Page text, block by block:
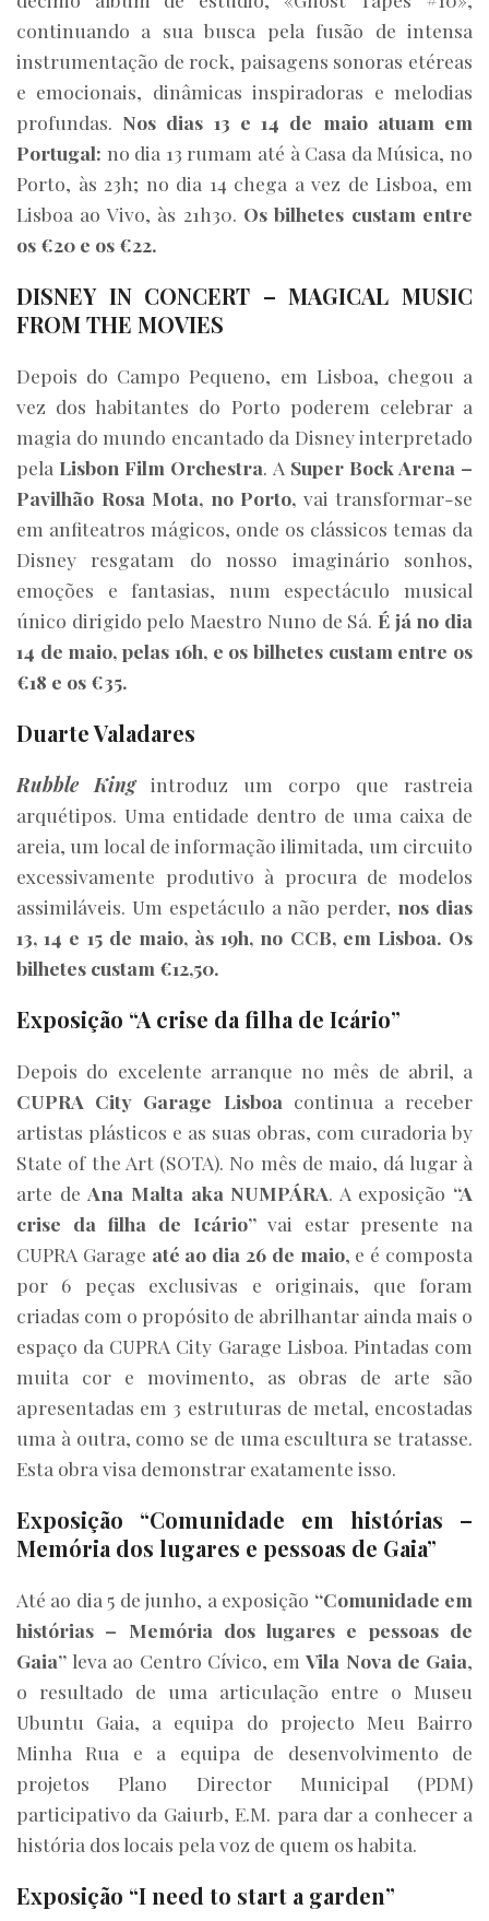
continuando a sua busca pela fusão de intensa
instrumentação de rock, paisagens sonoras etéreas
e emocionais, dinâmicas inspiradoras e melodias
profundas. Nos dias 13 e 14 de maio atuam em
Portugal: no dia 13 rumam até à Casa da Música, no
Porto, às 23h; no dia 14 chega a vez de Lisboa, em
Lisboa ao Vivo, às 21h30. Os bilhetes custam entre
os €20 e os €22.
DISNEY IN CONCERT – MAGICAL MUSIC
FROM THE MOVIES
Depois do Campo Pequeno, em Lisboa, chegou a
vez dos habitantes do Porto poderem celebrar a
magia do mundo encantado da Disney interpretado
pela Lisbon Film Orchestra. A Super Bock Arena –
Pavilhão Rosa Mota, no Porto, vai transformar-se
em anfiteatros mágicos, onde os clássicos temas da
Disney resgatam do nosso imaginário sonhos,
emoções e fantasias, num espectáculo musical
único dirigido pelo Maestro Nuno de Sá. É já no dia
14 de maio, pelas 16h, e os bilhetes custam entre os
€18 e os €35.
Duarte Valadares
Rubble Kingintroduz um corpo que rastreia
arquétipos. Uma entidade dentro de uma caixa de
areia, um local de informação ilimitada, um circuito
excessivamente produtivo à procura de modelos
assimiláveis. Um espetáculo a não perder, nos dias
13, 14 e 15 de maio, às 19h, no CCB, em Lisboa. Os
bilhetes custam €12,50.
Exposição “A crise da filha de Icário”
Depois do excelente arranque no mês de abril, a
CUPRA City Garage Lisboa continua a receber
artistas plásticos e as suas obras, com curadoria by
State of the Art (SOTA). No mês de maio, dá lugar à
arte de Ana Malta aka NUMPÁRA. A exposição “A
crise da filha de Icário”vai estar presente na
CUPRA Garage até ao dia 26 de maio, e é composta
por 6 peças exclusivas e originais, que foram
criadas com o propósito de abrilhantar ainda mais o
espaço da CUPRA City Garage Lisboa. Pintadas com
muita cor e movimento, as obras de arte são
apresentadas em 3 estruturas de metal, encostadas
uma à outra, como se de uma escultura se tratasse.
Esta obra visa demonstrar exatamente isso.
Exposição “Comunidade em histórias –
Memória dos lugares e pessoas de Gaia”
Até ao dia 5 de junho, a exposição “Comunidade em
histórias – Memória dos lugares e pessoas de
Gaia” leva ao Centro Cívico, emVila Nova de Gaia,
o resultado de uma articulação entre o Museu
Ubuntu Gaia, a equipa do projecto Meu Bairro
Minha Rua e a equipa de desenvolvimento de
projetos Plano Director Municipal (PDM)
participativo da Gaiurb, E.M. para dar a conhecer a
história dos locais pela voz de quem os habita.
Exposição “I need to start a garden”